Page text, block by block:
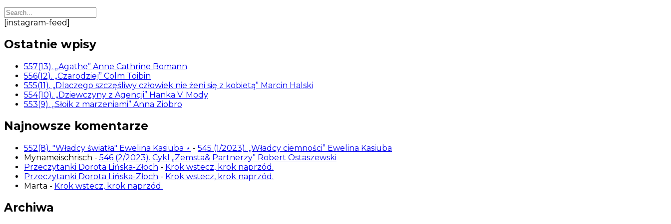
[instagram-feed]
Ostatnie wpisy
557(13). „Agathe” Anne Cathrine Bomann
556(12). „Czarodziej” Colm Toibin
555(11). „Dlaczego szczęśliwy człowiek nie żeni się z kobietą” Marcin Halski
554(10). „Dziewczyny z Agencji” Hanka V. Mody
553(9). „Słoik z marzeniami” Anna Ziobro
Najnowsze komentarze
552(8). "Władcy światła" Ewelina Kasiuba ⋆ - 545 (1/2023). „Władcy ciemności” Ewelina Kasiuba
Mynameischrisch - 546 (2/2023). Cykl „Zemsta& Partnerzy” Robert Ostaszewski
Przeczytanki Dorota Lińska-Złoch - Krok wstecz, krok naprzód.
Przeczytanki Dorota Lińska-Złoch - Krok wstecz, krok naprzód.
Marta - Krok wstecz, krok naprzód.
Archiwa